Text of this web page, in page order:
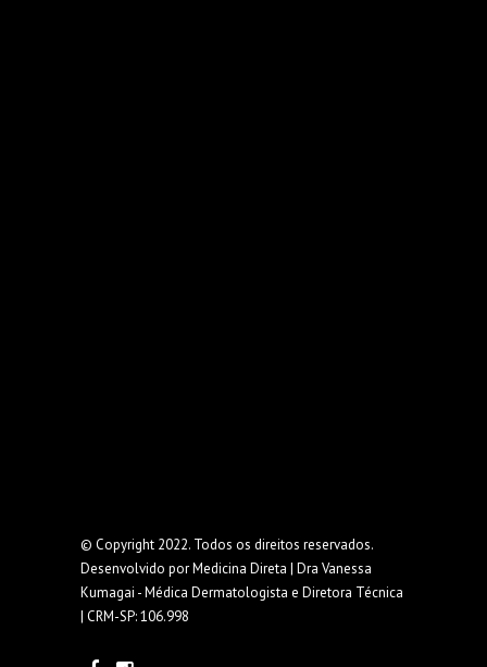
© Copyright 2022. Todos os direitos reservados.
Desenvolvido porMedicina Direta | Dra Vanessa
Kumagai - Médica Dermatologista e Diretora Técnica
| CRM-SP: 106.998